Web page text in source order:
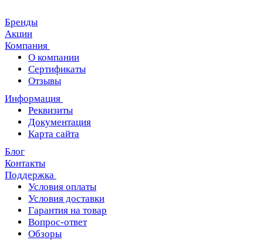
Бренды
Акции
Компания
О компании
Сертификаты
Отзывы
Информация
Реквизиты
Документация
Карта сайта
Блог
Контакты
Поддержка
Условия оплаты
Условия доставки
Гарантия на товар
Вопрос-ответ
Обзоры